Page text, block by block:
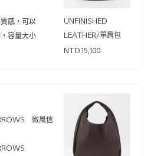
感，可以
容量大小
UNFINISHED
LEATHER/單肩包
NTD15,100
微風信